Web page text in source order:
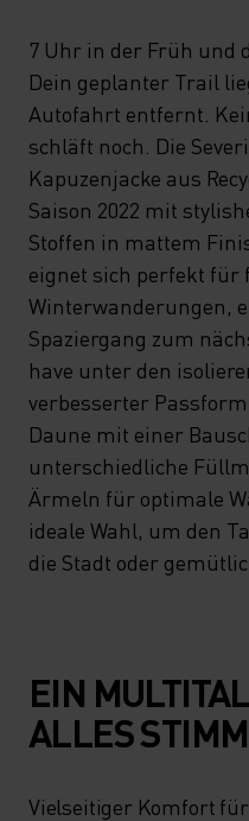
7 Uhr in der Früh und
Dein geplanter Trail
Autofahrt entfernt.
schläft noch. Die
Kapuzenjacke aus
Saison 2022 mit
Stoffen in mattem
eignet sich perfekt
Winterwanderungen,
Spaziergang zum
have unter den
verbesserter
Daune mit einer
unterschiedliche
Ärmeln für optimale
ideale Wahl, um den
die Stadt oder
EIN
ALLES
Vielseitiger Komfort